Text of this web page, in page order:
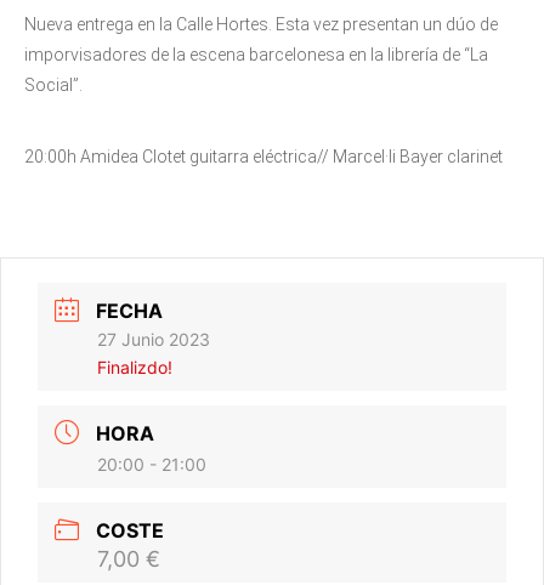
Nueva entrega en la Calle Hortes. Esta vez presentan un dúo de
imporvisadores de la escena barcelonesa en la librería de “La
Social”.
20:00h Amidea Clotet guitarra eléctrica// Marcel·li Bayer clarinet
FECHA
27 Junio 2023
Finalizdo!
HORA
20:00 - 21:00
COSTE
7,00 €